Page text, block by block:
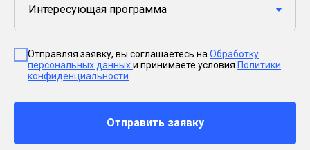
Отправляя заявку, вы соглашаетесь на Обработку
персональных данныхи принимаете условия Политики
конфиденциальности
Отправить заявку